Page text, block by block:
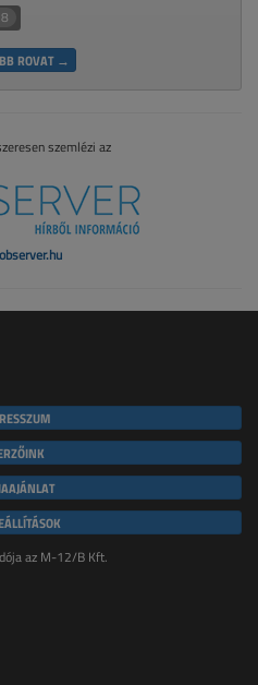
ROVAT →
szemlézi az
az M-12/B Kft.